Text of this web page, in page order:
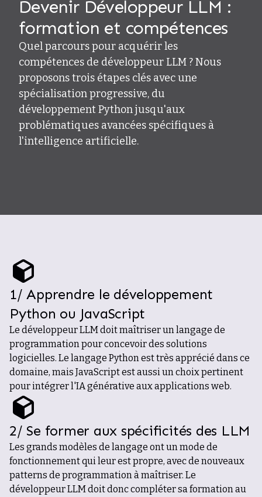
Devenir Développeur LLM :
formation et compétences
Quel parcours pour acquérir les
compétences de développeur LLM ? Nous
proposons trois étapes clés avec une
spécialisation progressive, du
développement Python jusqu'aux
problématiques avancées spécifiques à
l'intelligence artificielle.
1/ Apprendre le développement
Python ou JavaScript
Le développeur LLM doit maîtriser un langage de
programmation pour concevoir des solutions
logicielles. Le langage Python est très apprécié dans ce
domaine, mais JavaScript est aussi un choix pertinent
pour intégrer l'IA générative aux applications web.
2/ Se former aux spécificités des LLM
Les grands modèles de langage ont un mode de
fonctionnement qui leur est propre, avec de nouveaux
patterns de programmation à maîtriser. Le
développeur LLM doit donc compléter sa formation au